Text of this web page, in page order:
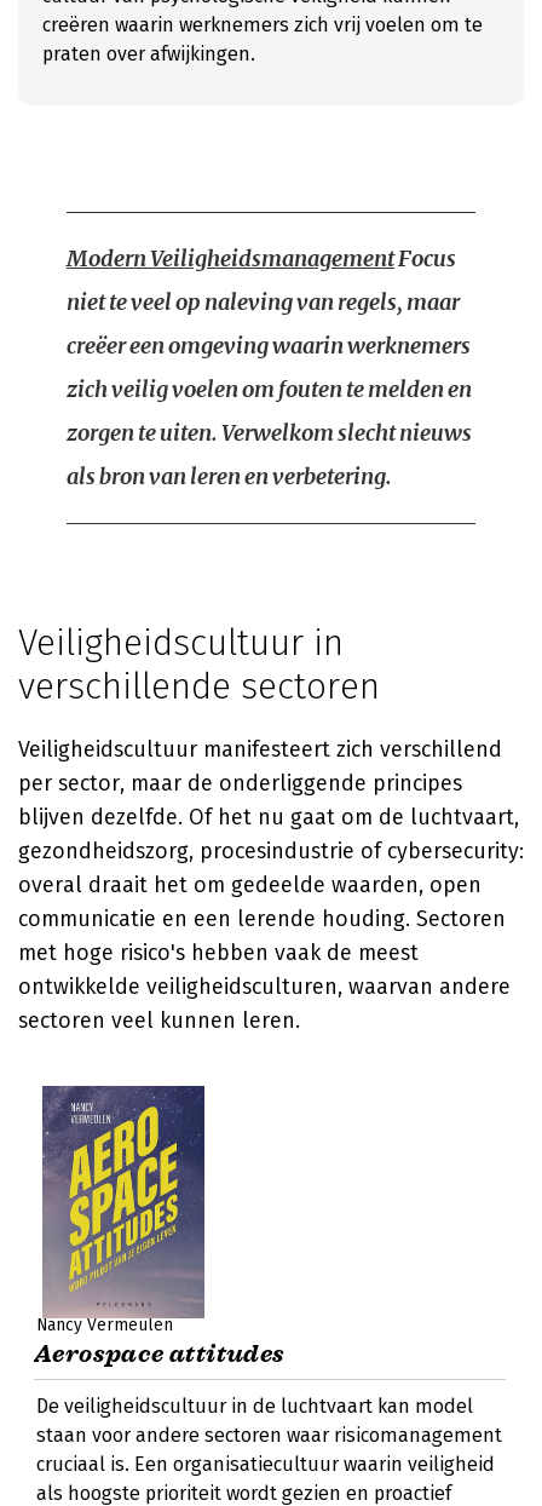
creëren waarin werknemers zich vrij voelen om te
praten over afwijkingen.
Modern VeiligheidsmanagementFocus
niet te veel op naleving van regels, maar
creëer een omgeving waarin werknemers
zich veilig voelen om fouten te melden en
zorgen te uiten. Verwelkom slecht nieuws
als bron van leren en verbetering.
Veiligheidscultuur in
verschillende sectoren
Veiligheidscultuur manifesteert zich verschillend
per sector, maar de onderliggende principes
blijven dezelfde. Of het nu gaat om de luchtvaart,
gezondheidszorg, procesindustrie of cybersecurity:
overal draait het om gedeelde waarden, open
communicatie en een lerende houding. Sectoren
met hoge risico's hebben vaak de meest
ontwikkelde veiligheidsculturen, waarvan andere
sectoren veel kunnen leren.
Nancy Vermeulen
Aerospace attitudes
De veiligheidscultuur in de luchtvaart kan model
staan voor andere sectoren waar risicomanagement
cruciaal is. Een organisatiecultuur waarin veiligheid
als hoogste prioriteit wordt gezien en proactief